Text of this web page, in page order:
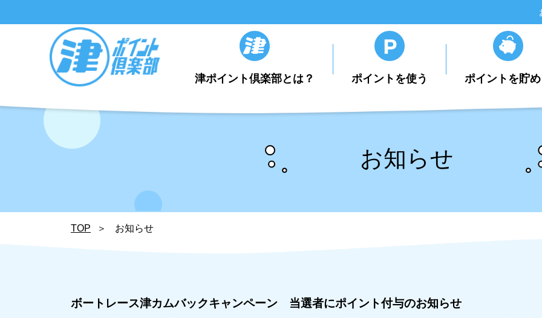
津ポイント倶楽部とは？ ポイントを使う ポイントを貯
お知らせ
TOP お知らせ
ボートレース津カムバックキャンペーン 当選者にポイント付与のお知らせ